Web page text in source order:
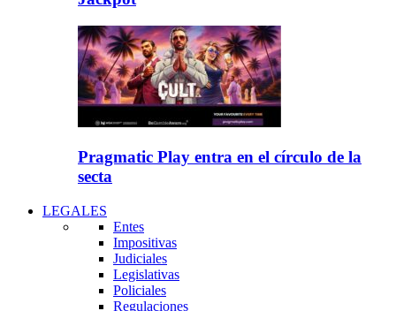
Pragmatic Play entra en el círculo de la
secta
LEGALES
Entes
Impositivas
Judiciales
Legislativas
Policiales
Regulaciones